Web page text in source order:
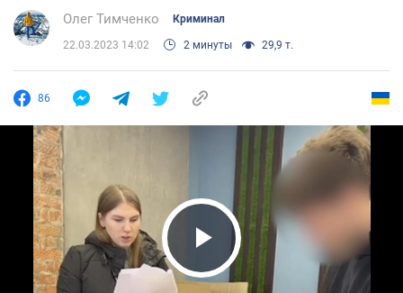
Олег Тимченко Криминал
22.03.2023 14:02 2 минуты 29,9 т.
86
Play Video